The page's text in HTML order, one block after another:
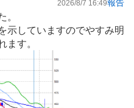
2026/8/7 16:49報告
。
示していますのでやすみ明
ます。